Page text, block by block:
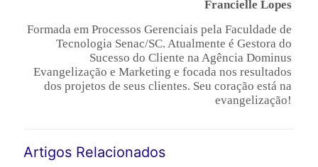
Francielle Lopes
Formada em Processos Gerenciais pela Faculdade de
Tecnologia Senac/SC. Atualmente é Gestora do
Sucesso do Cliente na Agência Dominus
Evangelização e Marketing e focada nos resultados
dos projetos de seus clientes. Seu coração está na
evangelização!
Artigos Relacionados